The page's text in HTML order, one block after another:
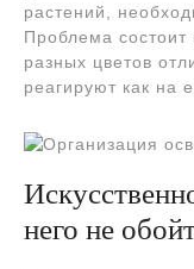
растений,
Проблема состоит
разных цветов
реагируют как на
него не